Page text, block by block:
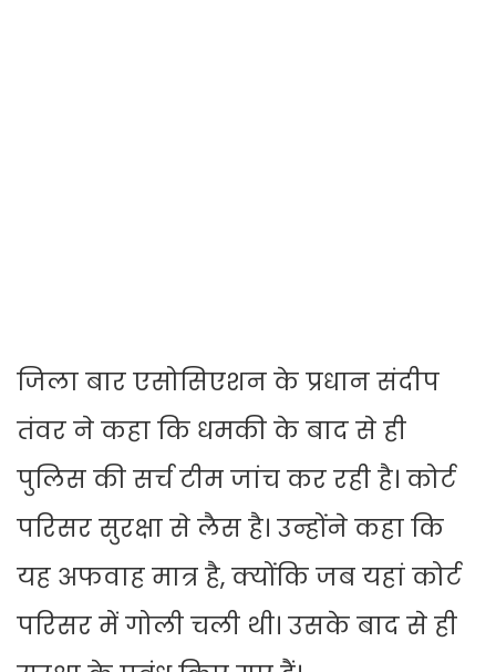
जिला बार एसोसिएशन के प्रधान संदीप
तंवर ने कहा कि धमकी के बाद से ही
पुलिस की सर्च टीम जांच कर रही है। कोर्ट
परिसर सुरक्षा से लैस है। उन्होंने कहा कि
यह अफवाह मात्र है, क्योंकि जब यहां कोर्ट
परिसर में गोली चली थी। उसके बाद से ही